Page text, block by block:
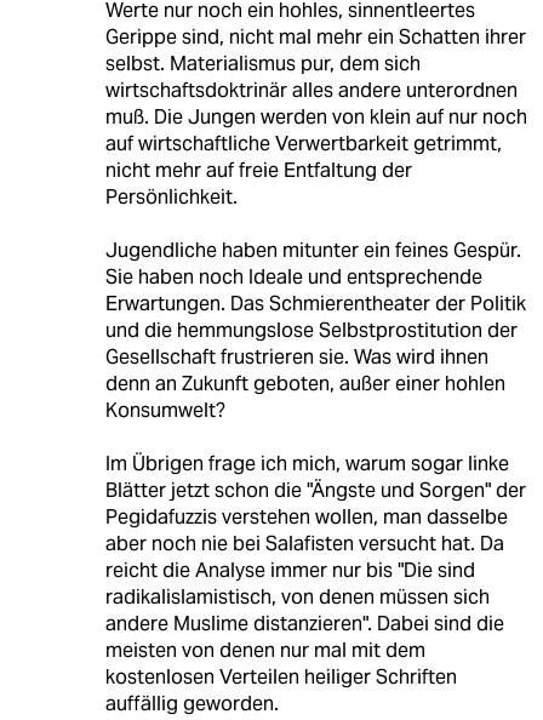
Werte nur noch ein hohles, sinnentleertes
Gerippe sind, nicht mal mehr ein Schatten ihrer
selbst. Materialismus pur, dem sich
wirtschaftsdoktrinär alles andere unterordnen
muß. Die Jungen werden von klein auf nur noch
auf wirtschaftliche Verwertbarkeit getrimmt,
nicht mehr auf freie Entfaltung der
Persönlichkeit.
Jugendliche haben mitunter ein feines Gespür.
Sie haben noch Ideale und entsprechende
Erwartungen. Das Schmierentheater der Politik
und die hemmungslose Selbstprostitution der
Gesellschaft frustrieren sie. Was wird ihnen
denn an Zukunft geboten, außer einer hohlen
Konsumwelt?
Im Übrigen frage ich mich, warum sogar linke
Blätter jetzt schon die "Ängste und Sorgen" der
Pegidafuzzis verstehen wollen, man dasselbe
aber noch nie bei Salafisten versucht hat. Da
reicht die Analyse immer nur bis "Die sind
radikalislamistisch, von denen müssen sich
andere Muslime distanzieren". Dabei sind die
meisten von denen nur mal mit dem
kostenlosen Verteilen heiliger Schriften
auffällig geworden.